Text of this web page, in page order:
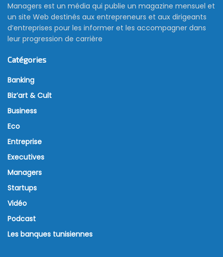
Managers est un média qui publie un magazine mensuel et
un site Web destinés aux entrepreneurs et aux dirigeants
d’entreprises pour les informer et les accompagner dans
leur progression de carrière
Catégories
Banking
Biz’art & Cult
Business
Eco
Entreprise
Executives
Managers
Startups
Vidéo
Podcast
Les banques tunisiennes